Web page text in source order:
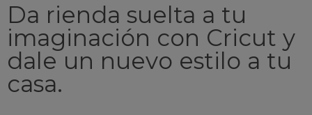
Da rienda suelta a tu
imaginación con Cricut y
dale un nuevo estilo a tu
casa.